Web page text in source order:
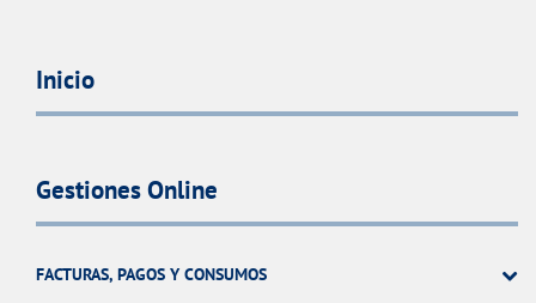
Inicio
Gestiones Online
FACTURAS, PAGOS Y CONSUMOS